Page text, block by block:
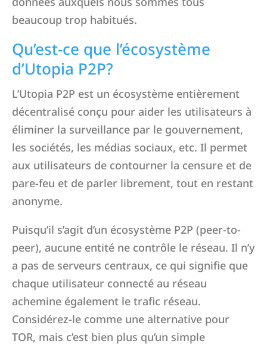
beaucoup trop habitués.
Qu’est-ce que l’écosystème
d’Utopia P2P?
L’Utopia P2P est un écosystème entièrement
décentralisé conçu pour aider les utilisateurs à
éliminer la surveillance par le gouvernement,
les sociétés, les médias sociaux, etc. Il permet
aux utilisateurs de contourner la censure et de
pare-feu et de parler librement, tout en restant
anonyme.
Puisqu’il s’agit d’un écosystème P2P (peer-to-
peer), aucune entité ne contrôle le réseau. Il n’y
a pas de serveurs centraux, ce qui signifie que
chaque utilisateur connecté au réseau
achemine également le trafic réseau.
Considérez-le comme une alternative pour
TOR, mais c’est bien plus qu’un simple